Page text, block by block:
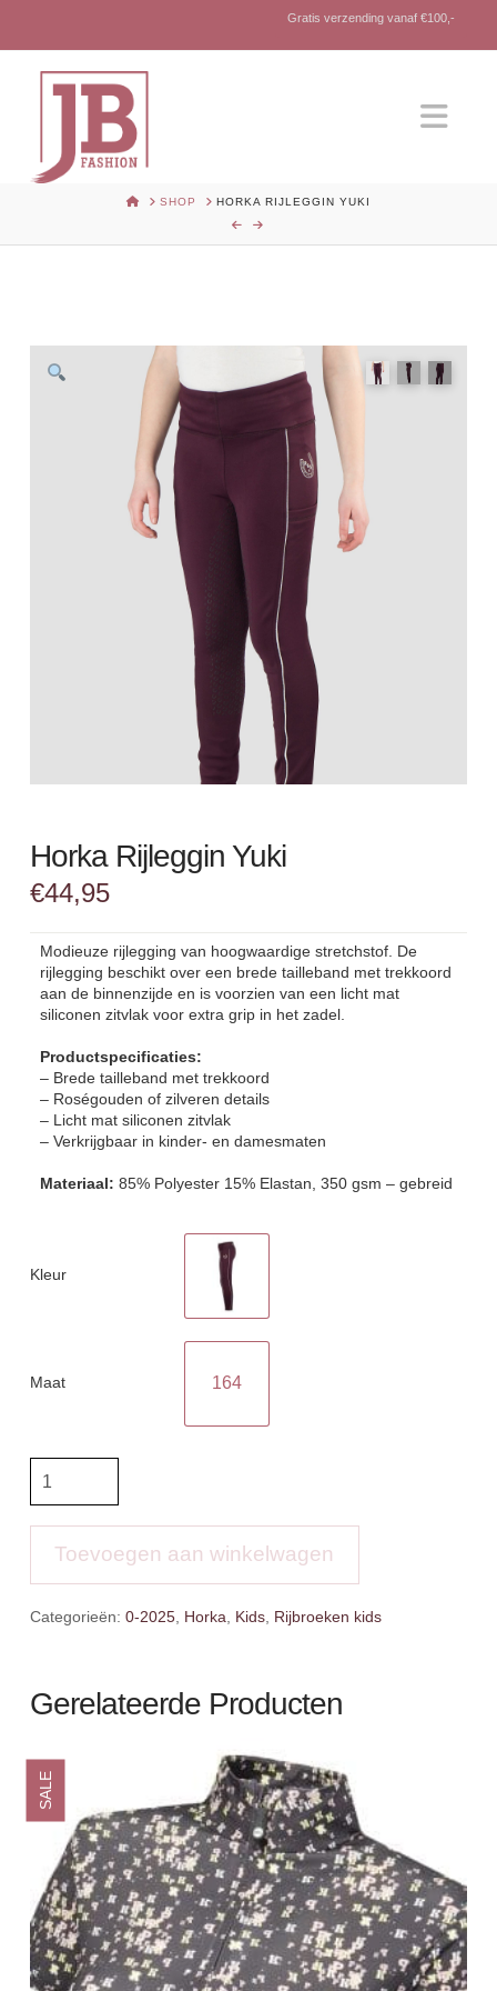
Gratis verzending vanaf €100,-
HOMESHOP HORKA RIJLEGGIN YUKI
Horka Rijleggin Yuki
€44,95
Modieuze rijlegging van hoogwaardige stretchstof. De
rijlegging beschikt over een brede tailleband met trekkoord
aan de binnenzijde en is voorzien van een licht mat
siliconen zitvlak voor extra grip in het zadel.
Productspecificaties:
– Brede tailleband met trekkoord
– Roségouden of zilveren details
– Licht mat siliconen zitvlak
– Verkrijgbaar in kinder- en damesmaten
Materiaal: 85% Polyester 15% Elastan, 350 gsm – gebreid
Kleur
Maat 164
aantalToevoegen aan winkelwagen
Categorieën: 0-2025, Horka Kids, Rijbroeken kids
Gerelateerde Producten
SALE